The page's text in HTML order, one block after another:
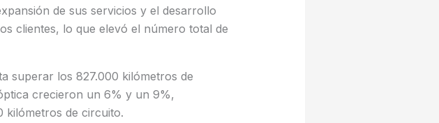
de sus servicios y el desarrollo
clientes, lo que elevó el número total de
superar los 827.000 kilómetros de
crecieron un 6% y un 9%,
kilómetros de circuito.